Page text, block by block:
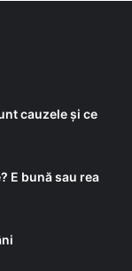
cauzele și ce
E bună sau rea